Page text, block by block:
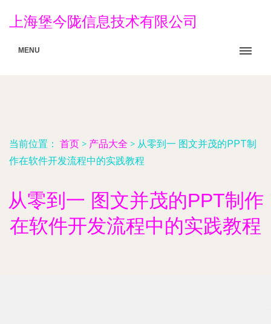
上海堡今陇信息技术有限公司
MENU
当前位置： 首页 > 产品大全 > 从零到一 图文并茂的PPT制
作在软件开发流程中的实践教程
从零到一 图文并茂的PPT制作
在软件开发流程中的实践教程